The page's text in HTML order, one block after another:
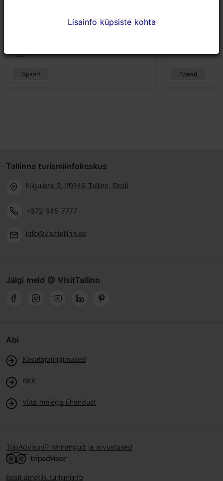
von Stackelberg Hotel Zen
83m
Spaad Spaad
Tallinna turismiinfokeskus
Niguliste 2, 10146 Tallinn, Eesti
+372 645 7777
info@visittallinn.ee
Jälgi meid @ VisitTallinn
Abi
Kasutajatingimused
KKK
Võta meiega ühendust
TripAdvisori® hinnangud ja arvustused
Eesti ametlik turismiinfo
Lisainfo küpsiste kohta
Lisainfo küpsiste kohta